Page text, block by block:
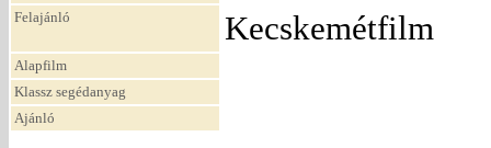
Felajánló Kecskemétfilm
Alapfilm
Klassz segédanyag
Ajánló